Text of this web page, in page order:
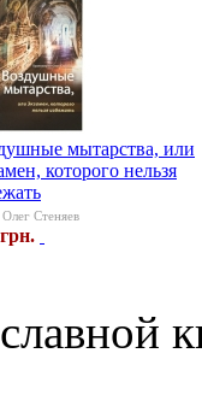
мытарства, или
которого нельзя
Стеняев